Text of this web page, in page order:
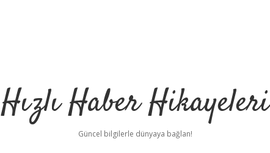
Hızlı Haber Hikayeleri
Güncel bilgilerle dünyaya bağlan!